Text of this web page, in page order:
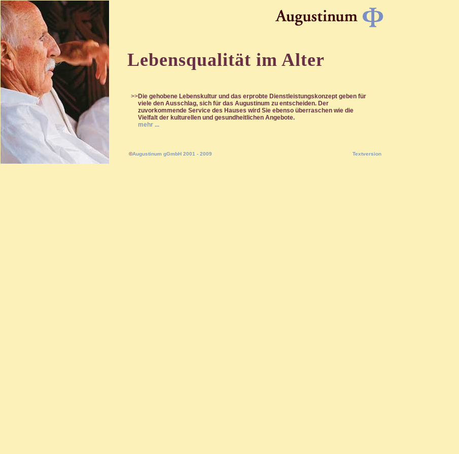
Lebensqualität im Alter
>>Die gehobene Lebenskultur und das erprobte Dienstleistungskonzept geben für
viele den Ausschlag, sich für das Augustinum zu entscheiden. Der
zuvorkommende Service des Hauses wird Sie ebenso überraschen wie die
Vielfalt der kulturellen und gesundheitlichen Angebote.
mehr ...
©Augustinum gGmbH 2001 - 2009 Textversion